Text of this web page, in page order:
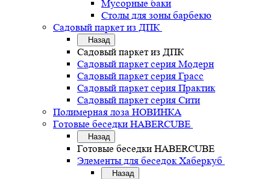
Мусорные баки
Столы для зоны барбекю
Садовый паркет из ДПК
Назад
Садовый паркет из ДПК
Садовый паркет серия Mодерн
Садовый паркет серия Грасс
Садовый паркет серия Практик
Садовый паркет серия Сити
Полимерная лоза НОВИНКА
Готовые беседки HABERCUBE
Назад
Готовые беседки HABERCUBE
Элементы для беседок Хаберкуб
Назад